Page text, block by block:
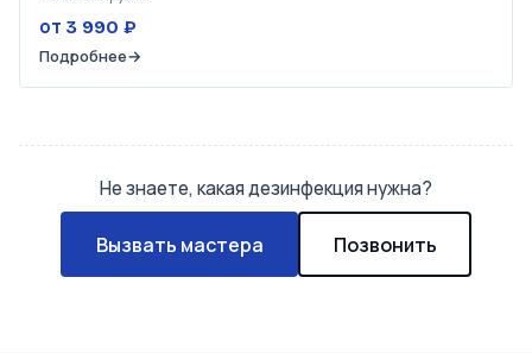
от 3 990 ₽
Подробнее→
Не знаете, какая дезинфекция нужна?
Вызвать мастера Позвонить